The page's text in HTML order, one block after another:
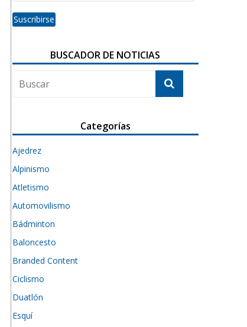
BUSCADOR DE NOTICIAS
Categorías
Ajedrez
Alpinismo
Atletismo
Automovilismo
Bádminton
Baloncesto
Branded Content
Ciclismo
Duatlón
Esquí